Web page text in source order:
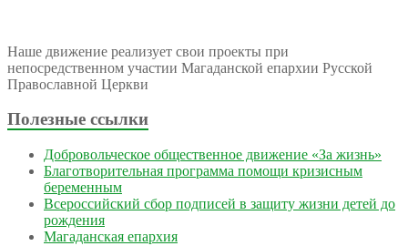
Наше движение реализует свои проекты при
непосредственном участии Магаданской епархии Русской
Православной Церкви
Полезные ссылки
Добровольческое общественное движение «За жизнь»
Благотворительная программа помощи кризисным
беременным
Всероссийский сбор подписей в защиту жизни детей до
рождения
Магаданская епархия